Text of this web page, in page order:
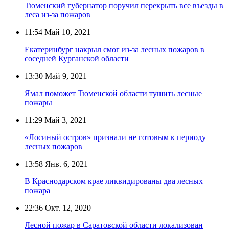
Тюменский губернатор поручил перекрыть все въезды в
леса из-за пожаров
11:54 Май 10, 2021
Екатеринбург накрыл смог из-за лесных пожаров в
соседней Курганской области
13:30 Май 9, 2021
Ямал поможет Тюменской области тушить лесные
пожары
11:29 Май 3, 2021
«Лосиный остров» признали не готовым к периоду
лесных пожаров
13:58 Янв. 6, 2021
В Краснодарском крае ликвидированы два лесных
пожара
22:36 Окт. 12, 2020
Лесной пожар в Саратовской области локализован